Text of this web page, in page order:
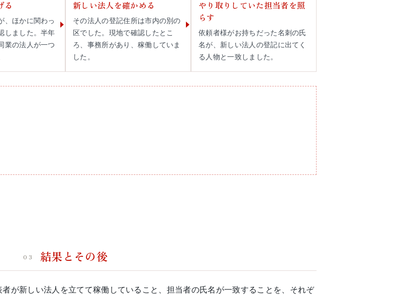
る
、ほかに関わっ
しました。半年
業の法人が一つ
新しい法人を確かめる
その法人の登記住所は市内の別の
区でした。現地で確認したとこ
ろ、事務所があり、稼働していま
した。
やり取りしていた担当者を照
らす
依頼者様がお持ちだった名刺の氏
名が、新しい法人の登記に出てく
る人物と一致しました。
03 結果とその後
が新しい法人を立てて稼働していること、担当者の氏名が一致することを、それぞ